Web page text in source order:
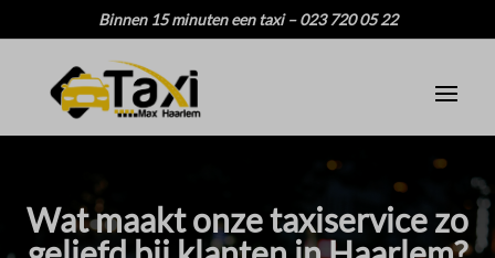
Binnen 15 minuten een taxi – 023 720 05 22
Wat maakt onze taxiservice zo